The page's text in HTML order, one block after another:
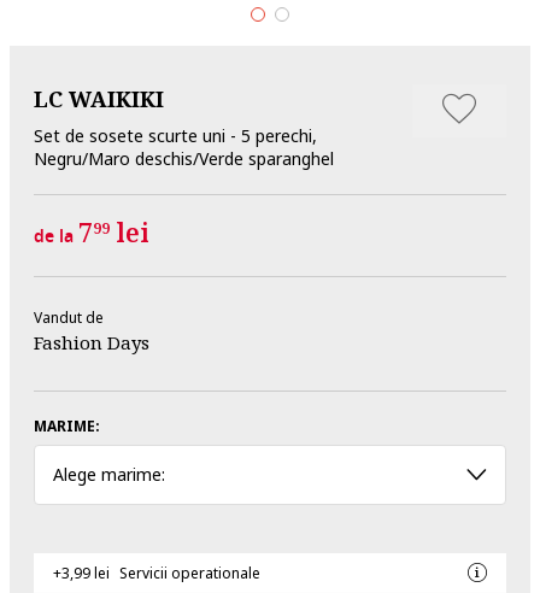
LC WAIKIKI
Set de sosete scurte uni - 5 perechi,
Negru/Maro deschis/Verde sparanghel
de la 799 lei
Vandut de
Fashion Days
MARIME:
Alege marime:
+3,99 lei Servicii operationale